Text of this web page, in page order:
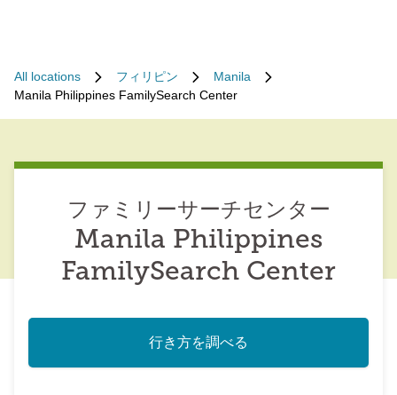
All locations フィリピン
Manila
Manila Philippines FamilySearch Center
ファミリーサーチセンター
Manila Philippines
FamilySearch Center
行き方を調べる